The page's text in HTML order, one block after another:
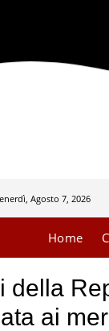
Agosto 7, 2026
Home
della
ai